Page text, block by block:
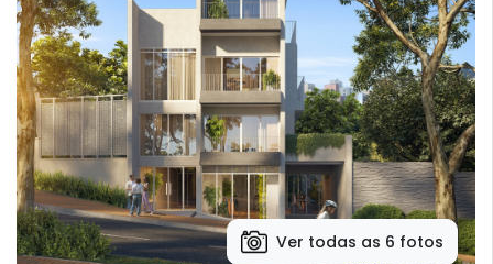
Ver todas as 6 fotos